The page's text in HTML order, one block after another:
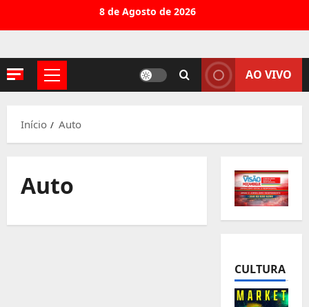
conteúdo
8 de Agosto de 2026
Menu
AO VIVO
Início Auto
Auto
CULTURA